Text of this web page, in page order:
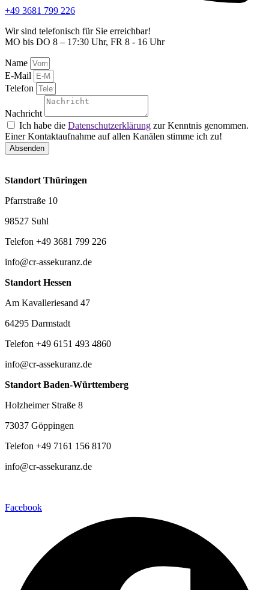
+49 3681 799 226
Wir sind telefonisch für Sie erreichbar!
MO bis DO 8 – 17:30 Uhr, FR 8 - 16 Uhr
Name
E-Mail
Telefon
Nachricht
Ich habe die Datenschutzerklärung zur Kenntnis genommen.
Einer Kontaktaufnahme auf allen Kanälen stimme ich zu!
Absenden
Standort Thüringen
Pfarrstraße 10
98527 Suhl
Telefon +49 3681 799 226
info@cr-assekuranz.de
Standort Hessen
Am Kavalleriesand 47
64295 Darmstadt
Telefon +49 6151 493 4860
info@cr-assekuranz.de
Standort Baden-Württemberg
Holzheimer Straße 8
73037 Göppingen
Telefon +49 7161 156 8170
info@cr-assekuranz.de
Facebook